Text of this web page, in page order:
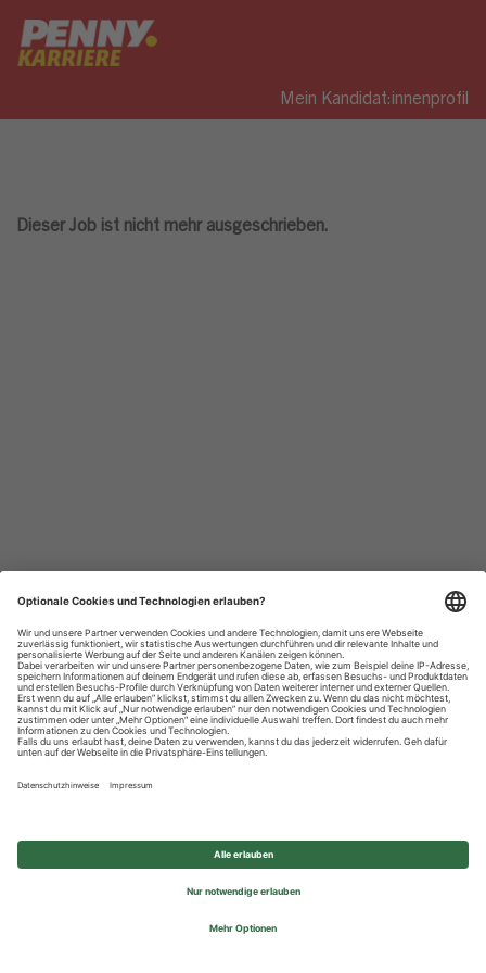
Mein Kandidat:innenprofil
Dieser Job ist nicht mehr ausgeschrieben.
Datenschutzhinweise
Impressum
Privatsphäre-Einstellungen
© 2026 REWE Group - All rights reserved